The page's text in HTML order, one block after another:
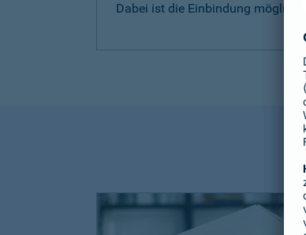
Dabei ist die Einbindung möglicher